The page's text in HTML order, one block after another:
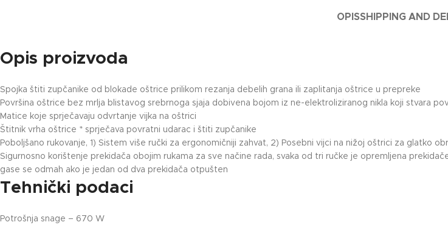
OPISSHIPPING AND
Opis proizvoda
Spojka štiti zupčanike od blokade oštrice prilikom rezanja debelih grana ili zaplitanja oštrice u prepreke
Površina oštrice bez mrlja blistavog srebrnoga sjaja dobivena bojom iz ne-elektroliziranog nikla koji stvara
Matice koje sprječavaju odvrtanje vijka na oštrici
Štitnik vrha oštrice * sprječava povratni udarac i štiti zupčanike
Poboljšano rukovanje, 1) Sistem više ručki za ergonomičniji zahvat, 2) Posebni vijci na nižoj oštrici za glatko
Sigurnosno korištenje prekidača obojim rukama za sve načine rada, svaka od tri ručke je opremljena
gase se odmah ako je jedan od dva prekidača otpušten
Tehnički podaci
Potrošnja snage – 670 W